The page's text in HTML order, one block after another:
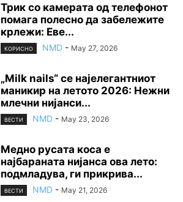
Трик со камерата од телефонот
помага полесно да забележите
крлежи: Еве...
КОРИСНО NMD - May 27, 2026
„Milk nails“ се најелегантниот
маникир на летото 2026: Нежни
млечни нијанси...
ВЕСТИ NMD - May 23, 2026
Медно русата коса е
најбараната нијанса ова лето:
подмладува, ги прикрива...
ВЕСТИ NMD - May 21, 2026